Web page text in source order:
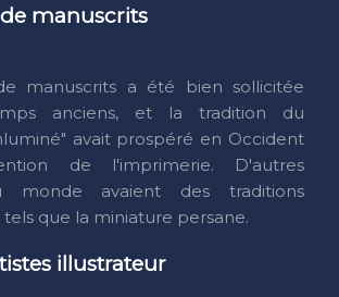
manuscrits
manuscrits a été bien sollicitée
anciens, et la tradition du
avait prospéré en Occident
de l'imprimerie. D'autres
monde avaient des traditions
que la miniature persane.
illustrateur